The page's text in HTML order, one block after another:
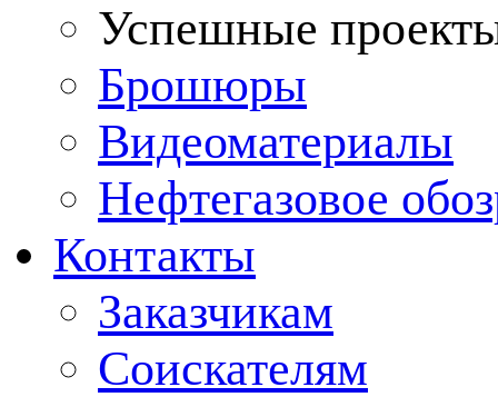
Успешные
Брошюры
Видеоматериалы
Нефтегазовое
Контакты
Заказчикам
Соискателям